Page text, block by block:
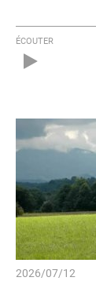
ÉCOUTER
2026/07/12